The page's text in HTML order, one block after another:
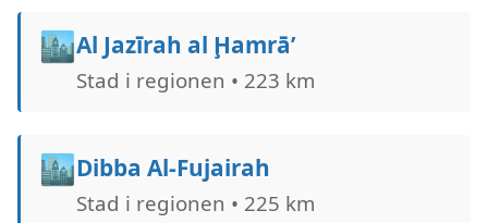
🏙️Al Jazīrah al Ḩamrā’
Stad i regionen • 223 km
🏙️Dibba Al-Fujairah
Stad i regionen • 225 km